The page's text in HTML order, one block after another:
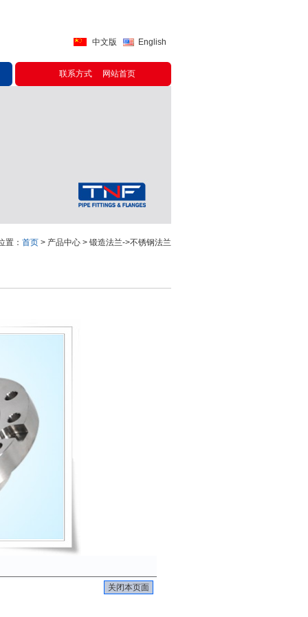
中文版 English
联系方式 网站首页
置： 首页> 产品中心 > 锻造法兰->不锈钢法兰
关闭本页面